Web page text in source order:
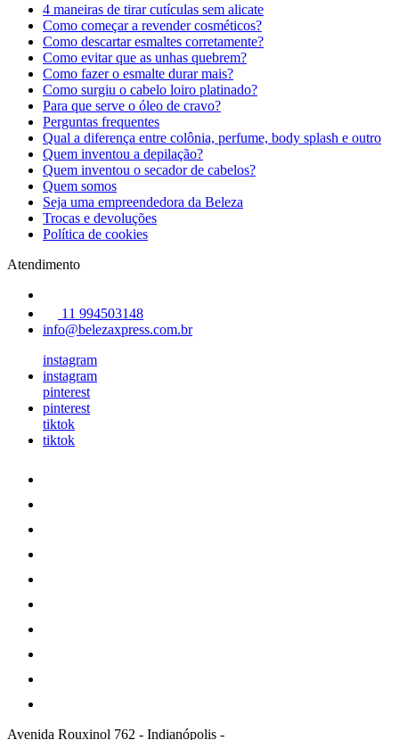
4 maneiras de tirar cutículas sem alicate
Como começar a revender cosméticos?
Como descartar esmaltes corretamente?
Como evitar que as unhas quebrem?
Como fazer o esmalte durar mais?
Como surgiu o cabelo loiro platinado?
Para que serve o óleo de cravo?
Perguntas frequentes
Qual a diferença entre colônia, perfume, body splash e outro
Quem inventou a depilação?
Quem inventou o secador de cabelos?
Quem somos
Seja uma empreendedora da Beleza
Trocas e devoluções
Política de cookies
Atendimento
11 994503148
info@belezaxpress.com.br
instagram
instagram
pinterest
pinterest
tiktok
tiktok
Avenida Rouxinol 762 - Indianópolis -